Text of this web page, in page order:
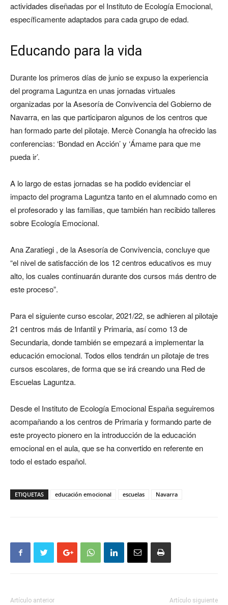
actividades diseñadas por el Instituto de Ecología Emocional,
específicamente adaptados para cada grupo de edad.
Educando para la vida
Durante los primeros días de junio se expuso la experiencia
del programa Laguntza en unas jornadas virtuales
organizadas por la Asesoría de Convivencia del Gobierno de
Navarra, en las que participaron algunos de los centros que
han formado parte del pilotaje. Mercè Conangla ha ofrecido las
conferencias: ‘Bondad en Acción’ y ‘Ámame para que me
pueda ir’.
A lo largo de estas jornadas se ha podido evidenciar el
impacto del programa Laguntza tanto en el alumnado como en
el profesorado y las familias, que también han recibido talleres
sobre Ecología Emocional.
Ana Zaratiegi , de la Asesoría de Convivencia, concluye que
“el nivel de satisfacción de los 12 centros educativos es muy
alto, los cuales continuarán durante dos cursos más dentro de
este proceso”.
Para el siguiente curso escolar, 2021/22, se adhieren al pilotaje
21 centros más de Infantil y Primaria, así como 13 de
Secundaria, donde también se empezará a implementar la
educación emocional. Todos ellos tendrán un pilotaje de tres
cursos escolares, de forma que se irá creando una Red de
Escuelas Laguntza.
Desde el Instituto de Ecología Emocional España seguiremos
acompañando a los centros de Primaria y formando parte de
este proyecto pionero en la introducción de la educación
emocional en el aula, que se ha convertido en referente en
todo el estado español.
ETIQUETAS educación emocional escuelas Navarra
Artículo anterior Artículo siguiente